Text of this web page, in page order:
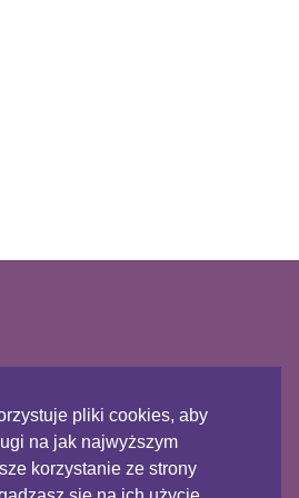
pliki cookies, aby
na jak najwyższym
korzystanie ze strony